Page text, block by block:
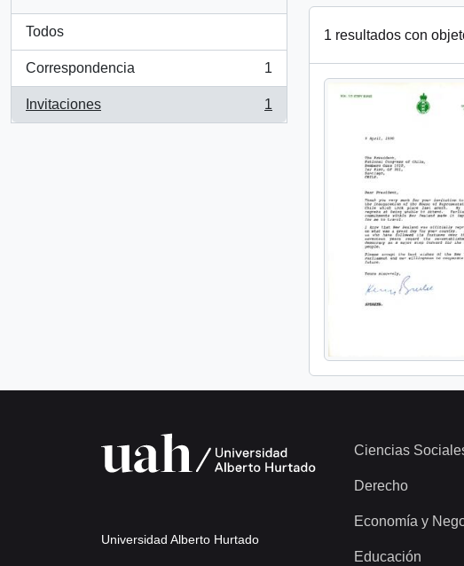
Todos
Correspondencia
, 1 resultados
1
Invitaciones
, 1 resultados
1
1 resultados con
Universidad Alberto Hurtado
Ciencias
Derecho
Economía y
Educación